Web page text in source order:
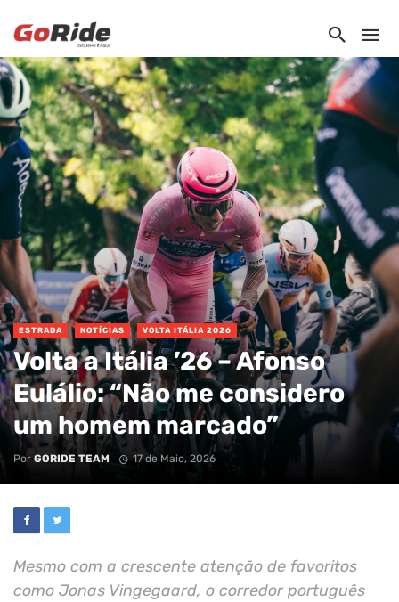
ESTRADA NOTÍCIAS VOLTA ITÁLIA 2026
Volta a Itália ’26 – Afonso
Eulálio: “Não me considero
um homem marcado”
Por GORIDE TEAM 17 de Maio, 2026
Mesmo com a crescente atenção de favoritos
como Jonas Vingegaard, o corredor português